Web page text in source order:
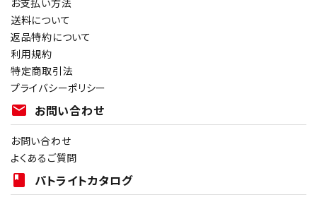
送料について
返品特約について
利用規約
特定商取引法
プライバシーポリシー
mail お問い合わせ
お問い合わせ
よくあるご質問
book パトライトカタログ